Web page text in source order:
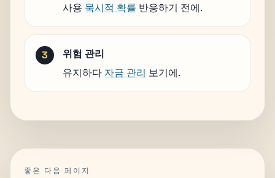
사용 묵시적 확률 반응하기 전에.
위험 관리
유지하다 자금 관리 보기에.
좋은 다음 페이지